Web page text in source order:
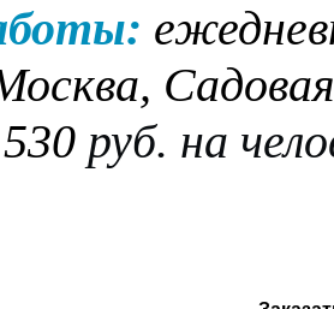
530 руб. на